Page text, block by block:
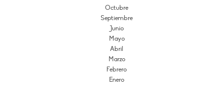
Octubre
Septiembre
Junio
Mayo
Abril
Marzo
Febrero
Enero